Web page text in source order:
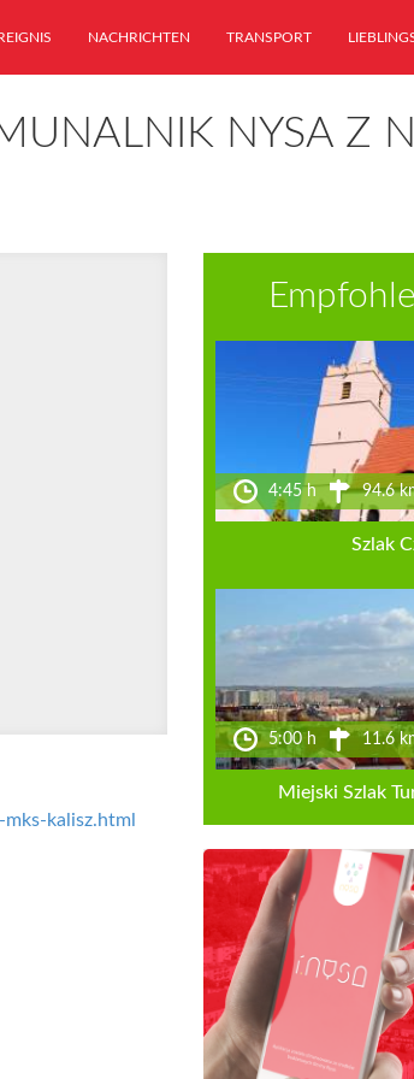
NACHRICHTEN TRANSPORT
NYSA Z
kalisz.html
4:45 h 94.6
Szlak
5:00 h 11.6
Miejski Szlak